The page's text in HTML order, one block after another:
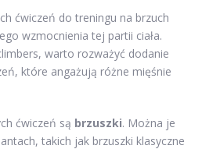
ćwiczeń do treningu na brzuch
wzmocnienia tej partii ciała.
warto rozważyć dodanie
które angażują różne mięśnie
ćwiczeń są brzuszki. Można je
takich jak brzuszki klasyczne